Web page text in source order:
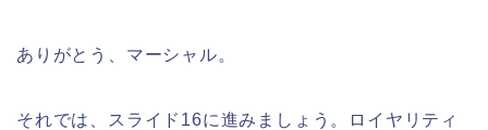
ありがとう、マーシャル。
それでは、スライド16に進みましょう。ロイヤリティ